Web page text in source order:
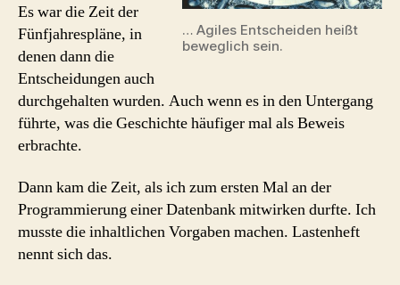
… Agiles Entscheiden heißt
beweglich sein.
Es war die Zeit der
Fünfjahrespläne, in
denen dann die
Entscheidungen auch
durchgehalten wurden. Auch wenn es in den Untergang
führte, was die Geschichte häufiger mal als Beweis
erbrachte.
Dann kam die Zeit, als ich zum ersten Mal an der
Programmierung einer Datenbank mitwirken durfte. Ich
musste die inhaltlichen Vorgaben machen. Lastenheft
nennt sich das.